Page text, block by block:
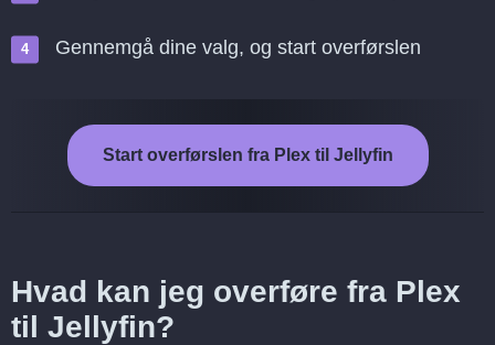
Gennemgå dine valg, og start overførslen
Start overførslen fra Plex til Jellyfin
Hvad kan jeg overføre fra Plex
til Jellyfin?